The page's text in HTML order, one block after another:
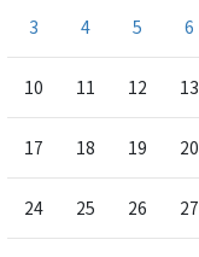
3 4 5 6
10 11 12 13
17 18 19 20
24 25 26 27